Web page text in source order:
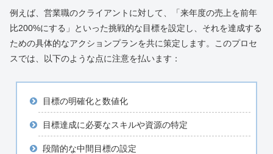
例えば、営業職のクライアントに対して、「来年度の売上を前年
比200%にする」といった挑戦的な目標を設定し、それを達成する
ための具体的なアクションプランを共に策定します。このプロセ
スでは、以下のような点に注意を払います：
目標の明確化と数値化
目標達成に必要なスキルや資源の特定
段階的な中間目標の設定